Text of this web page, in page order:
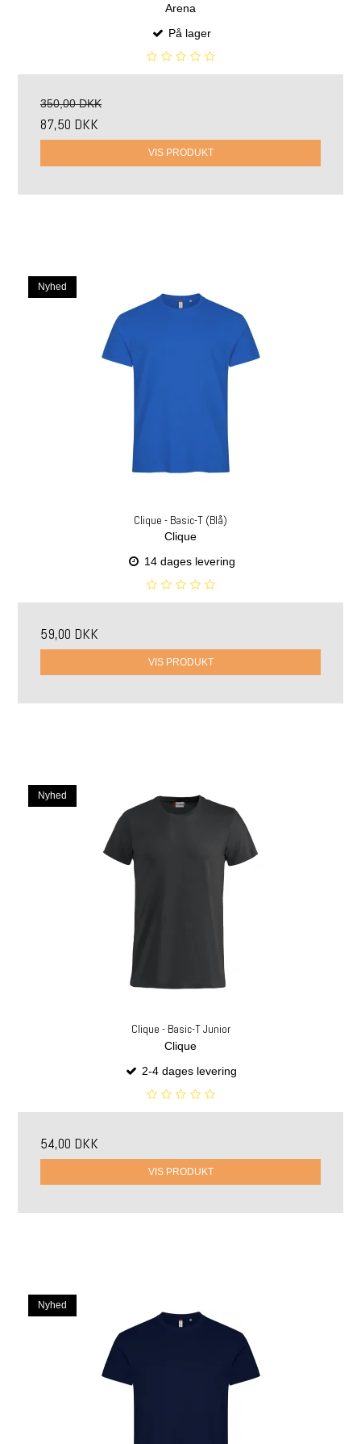
Arena
På lager
350,00 DKK
87,50 DKK
VIS PRODUKT
Nyhed
Clique - Basic-T (Blå)
Clique
14 dages levering
59,00 DKK
VIS PRODUKT
Nyhed
Clique - Basic-T Junior
Clique
2-4 dages levering
54,00 DKK
VIS PRODUKT
Nyhed